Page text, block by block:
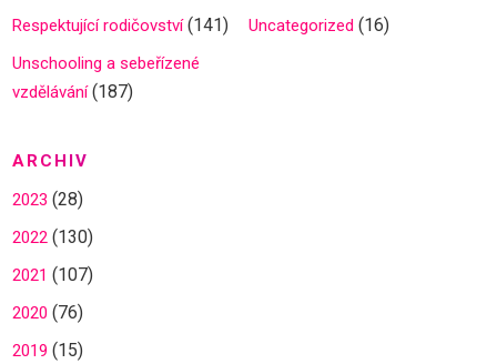
Respektující rodičovství(141) Uncategorized (16)
Unschooling a sebeřízené
vzdělávání(187)
ARCHIV
2023 (28)
2022(130)
2021 (107)
2020 (76)
2019 (15)